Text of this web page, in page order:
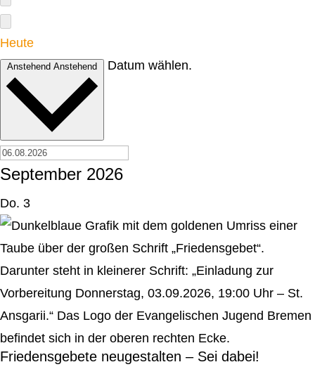
Heute
Anstehend Anstehend Datum wählen.
September 2026
Do. 3
Friedensgebete neugestalten – Sei dabei!